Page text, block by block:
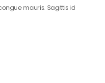
mauris. Sagittis id